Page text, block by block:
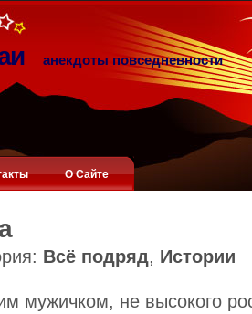
анекдоты повседневности
О Сайте
Всё подряд, Истории
мужичком, не высокого